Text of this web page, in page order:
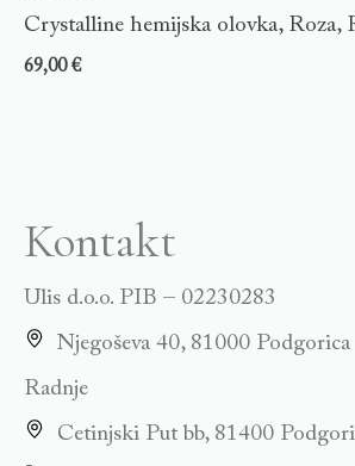
Crystalline hemijska olovka, Roza,
69,00€
Kontakt
Ulis d.o.o. PIB – 02230283
Njegoševa 40, 81000 Podgorica
Radnje
Cetinjski Put bb, 81400